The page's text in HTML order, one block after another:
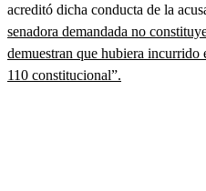
acreditó dicha conducta de la
senadora demandada no
demuestran que hubiera
110 constitucional”.